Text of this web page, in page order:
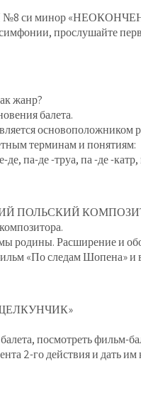
минор
прослушайте
жанр?
балета.
основоположником
терминам и понятиям:
па-де -труа, па -де -
ПОЛЬСКИЙ
родины. Расширение и
«По следам Шопена»
посмотреть фильм-
2-го действия и дать